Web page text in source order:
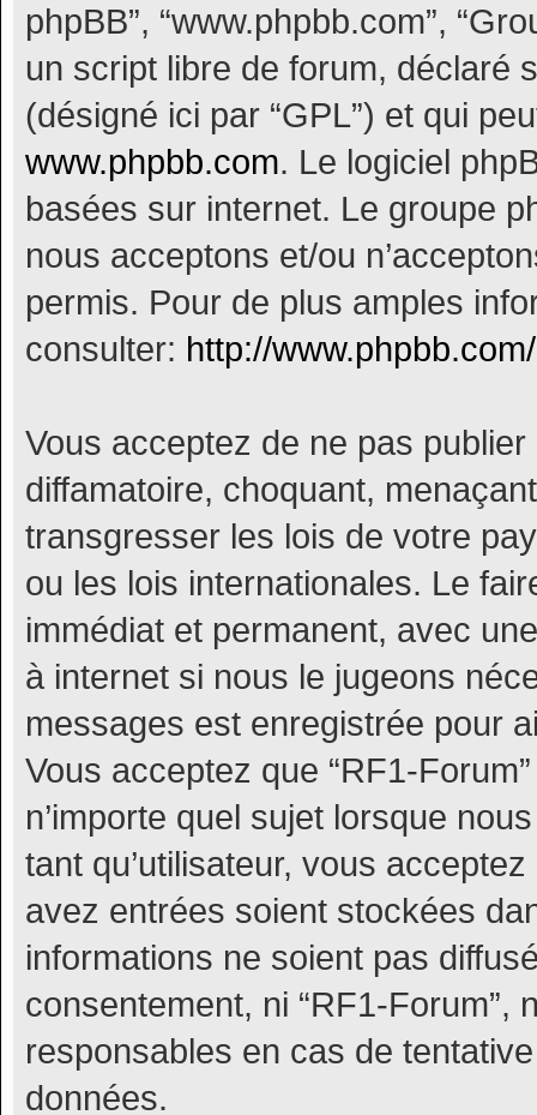
phpBB”, “www.phpbb.com”,
un script libre de forum, déclaré
(désigné ici par “GPL”) et qui
www.phpbb.com. Le logiciel
basées sur internet. Le groupe
nous acceptons et/ou
permis. Pour de plus amples
consulter: http://www.phpbb.com/
Vous acceptez de ne pas
diffamatoire, choquant,
transgresser les lois de votre
ou les lois internationales. Le
immédiat et permanent, avec
à internet si nous le jugeons
messages est enregistrée pour
Vous acceptez que “RF1-
n’importe quel sujet lorsque
tant qu’utilisateur, vous
avez entrées soient stockées
informations ne soient pas
consentement, ni “RF1-
responsables en cas de
données.